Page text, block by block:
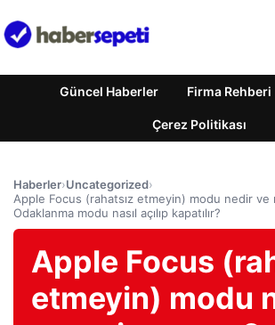
Güncel Haberler Firma Rehberi
Çerez Politikası
Haberler›Uncategorized›
Apple Focus (rahatsız etmeyin) modu nedir ve
Odaklanma modu nasıl açılıp kapatılır?
Apple Focus
etmeyin) modu